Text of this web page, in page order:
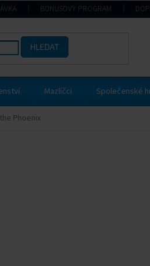
BONUSOVÝ PROGRAM
HLEDAT
Mazlíčci Společenské
Phoenix